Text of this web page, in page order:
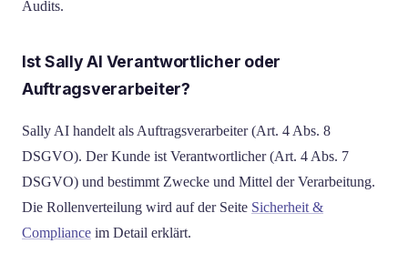
Audits.
Ist Sally AI Verantwortlicher oder
Auftragsverarbeiter?
Sally AI handelt als Auftragsverarbeiter (Art. 4 Abs. 8
DSGVO). Der Kunde ist Verantwortlicher (Art. 4 Abs. 7
DSGVO) und bestimmt Zwecke und Mittel der Verarbeitung.
Die Rollenverteilung wird auf der Seite Sicherheit &
Compliance im Detail erklärt.